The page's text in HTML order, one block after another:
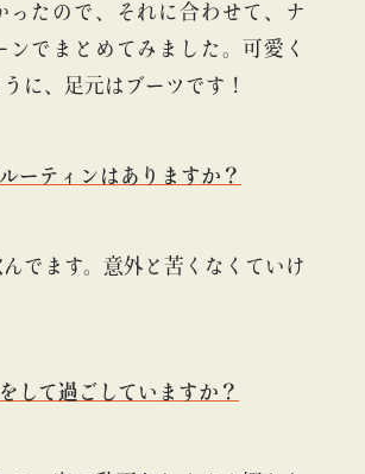
ったので、それに合わせて、ナ
ンでまとめてみました。可愛く
に、足元はブーツです！
ーティンはありますか？
でます。意外と苦くなくていけ
して過ごしていますか？